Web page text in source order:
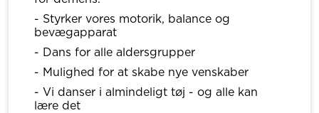
- Styrker vores motorik, balance og
bevægapparat
- Dans for alle aldersgrupper
- Mulighed for at skabe nye venskaber
- Vi danser i almindeligt tøj - og alle kan
lære det